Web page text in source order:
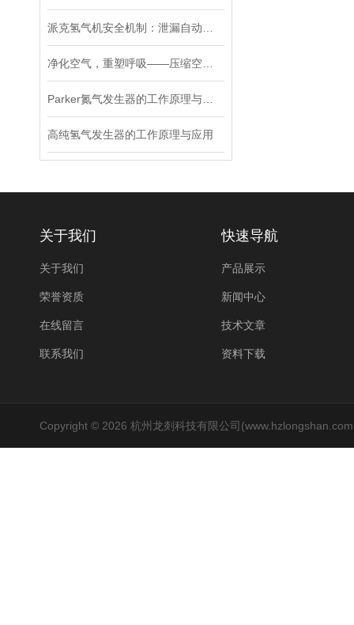
高纯氢气发生器的工作原理与应用
关于我们
关于我们
荣誉资质
在线留言
联系我们
快速导航
产品展示
新闻中心
技术文章
资料下载
Copyright © 2026 杭州龙剡科技有限公司